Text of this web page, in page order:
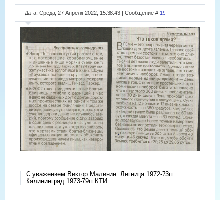
Дата: Среда, 27 Апреля 2022, 15:38:43 | Сообщение # 19
С уважением.Виктор Малинин. Легница 1972-73гг.
Калининград 1973-79гг.КТИ.